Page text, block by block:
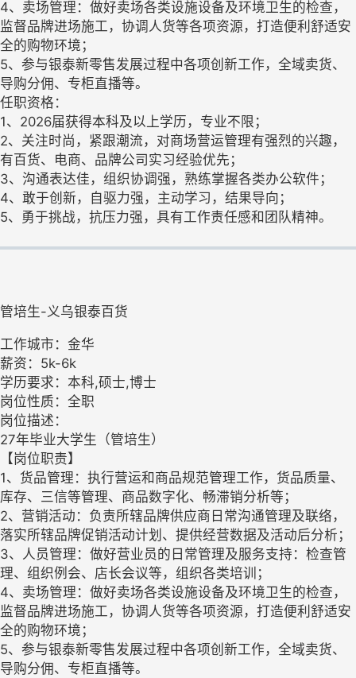
4、卖场管理：做好卖场各类设施设备及环境卫生的检查，
监督品牌进场施工，协调人货等各项资源，打造便利舒适安
全的购物环境；
5、参与银泰新零售发展过程中各项创新工作，全域卖货、
导购分佣、专柜直播等。
任职资格：
1、2026届获得本科及以上学历，专业不限；
2、关注时尚，紧跟潮流，对商场营运管理有强烈的兴趣，
有百货、电商、品牌公司实习经验优先；
3、沟通表达佳，组织协调强，熟练掌握各类办公软件；
4、敢于创新，自驱力强，主动学习，结果导向；
5、勇于挑战，抗压力强，具有工作责任感和团队精神。
管培生-义乌银泰百货
工作城市：金华
薪资：5k-6k
学历要求：本科,硕士,博士
岗位性质：全职
岗位描述：
27年毕业大学生（管培生）
【岗位职责】
1、货品管理：执行营运和商品规范管理工作，货品质量、
库存、三信等管理、商品数字化、畅滞销分析等；
2、营销活动：负责所辖品牌供应商日常沟通管理及联络，
落实所辖品牌促销活动计划、提供经营数据及活动后分析；
3、人员管理：做好营业员的日常管理及服务支持：检查管
理、组织例会、店长会议等，组织各类培训；
4、卖场管理：做好卖场各类设施设备及环境卫生的检查，
监督品牌进场施工，协调人货等各项资源，打造便利舒适安
全的购物环境；
5、参与银泰新零售发展过程中各项创新工作，全域卖货、
导购分佣、专柜直播等。